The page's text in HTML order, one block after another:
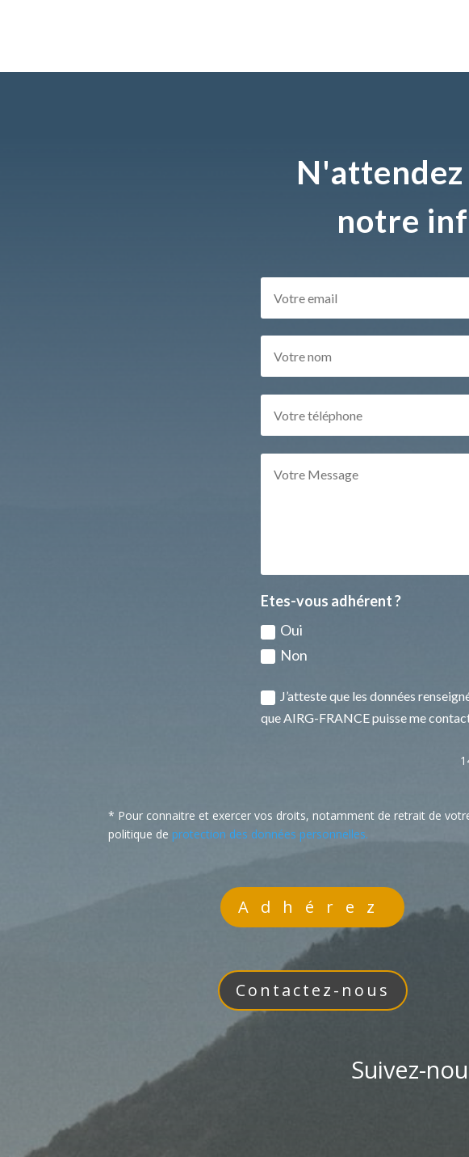
N'attendez
notre
Etes-vous adhérent ?
Oui
Non
J’atteste que les données
que AIRG-FRANCE puisse me
* Pour connaitre et exercer vos droits, notamment de retrait de
politique de protection des données personnelles.
Adhérez
Contactez-nous
Suivez-